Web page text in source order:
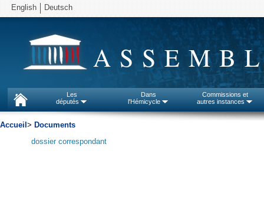
English Deutsch
Les
députés
Dans
l'Hémicycle
Commissions et
autres instances
Accueil > Documents
dossier correspondant